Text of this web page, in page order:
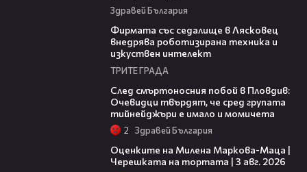
Здравей България
Фирмата със седалище в Лясковец
внедрява роботизирана техника и
изкуствен интелект
ТРИТЕ ГРАДА
След смъртоносния побой в Пловдив:
Очевидци твърдят, че сред групата
тийнейджъри е имало и момичета
2 Здравей България
Оценките на Милена Маркова-Маца |
Черешката на тортата | 3 авг. 2026